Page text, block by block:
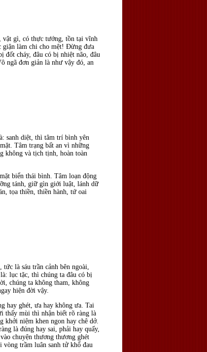
vật gì, có thực tướng, tồn tại vĩnh
làm chi cho mệt! Ðừng đưa
đốt cháy, đâu có bị nhiệt não, đâu
ngã đơn giản là như vậy đó, an
sanh diệt, thì tâm trí bình yên
Tâm trạng bất an vì những
không và tịch tịnh, hoàn toàn
biển thái bình. Tâm loạn động
tánh, giữ gìn giới luật, lánh dữ
tọa thiền, thiền hành, tứ oai
là sáu trần cảnh bên ngoài,
lục tặc, thì chúng ta đâu có bị
chúng ta không tham, không
hiện đời vậy.
hay ghét, ưa hay không ưa. Tai
thấy mùi thì nhận biết rõ ràng là
niệm khen ngon hay chê dở.
là đúng hay sai, phải hay quấy,
chuyện thương thương ghét
trầm luân sanh tử khổ đau